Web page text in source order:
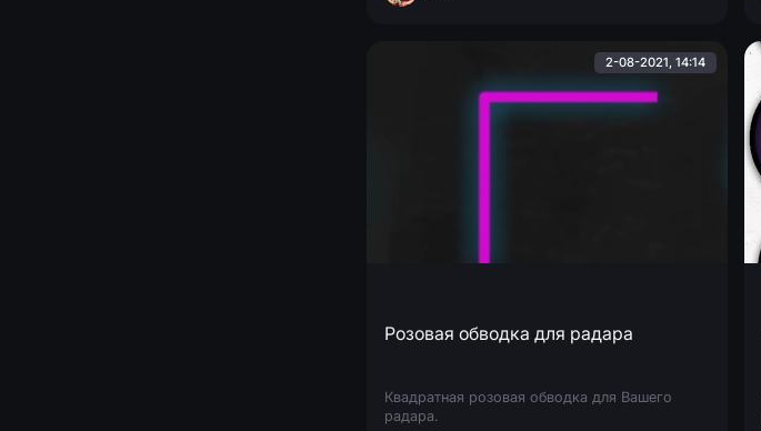
2-08-2021, 14:14
Розовая обводка для радара
Квадратная розовая обводка для Вашего
радара.